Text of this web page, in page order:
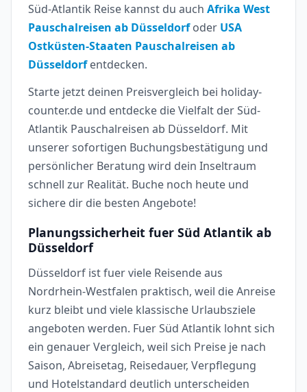
Süd-Atlantik Reise kannst du auch Afrika West
Pauschalreisen ab Düsseldorfoder USA
Ostküsten-Staaten Pauschalreisen ab
Düsseldorfentdecken.
Starte jetzt deinen Preisvergleich bei holiday-
counter.de und entdecke die Vielfalt der Süd-
Atlantik Pauschalreisen ab Düsseldorf. Mit
unserer sofortigen Buchungsbestätigung und
persönlicher Beratung wird dein Inseltraum
schnell zur Realität. Buche noch heute und
sichere dir die besten Angebote!
Planungssicherheit fuer Süd Atlantik ab
Düsseldorf
Düsseldorf ist fuer viele Reisende aus
Nordrhein-Westfalen praktisch, weil die Anreise
kurz bleibt und viele klassische Urlaubsziele
angeboten werden. Fuer Süd Atlantik lohnt sich
ein genauer Vergleich, weil sich Preise je nach
Saison, Abreisetag, Reisedauer, Verpflegung
und Hotelstandard deutlich unterscheiden